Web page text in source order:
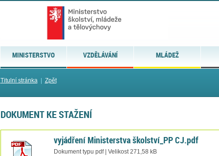
MINISTERSTVO VZDĚLÁVÁNÍ MLÁDEŽ
Titulní stránka| Zpět
DOKUMENT KE STAŽENÍ
vyjádření Ministerstva školství_PP CJ.pdf
Dokument typu pdf | Velikost 271,58 kB